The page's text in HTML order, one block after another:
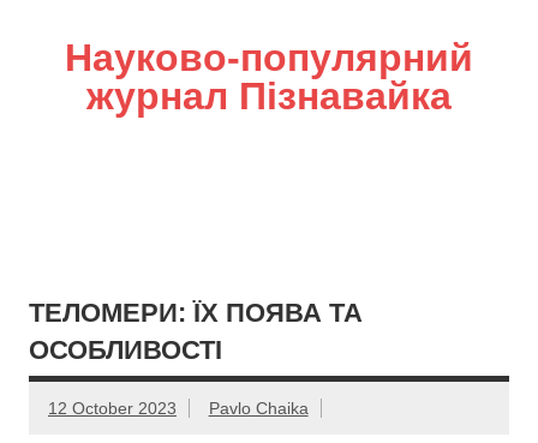
Науково-популярний
журнал Пізнавайка
ТЕЛОМЕРИ: ЇХ ПОЯВА ТА
ОСОБЛИВОСТІ
12 October 2023 Pavlo Chaika